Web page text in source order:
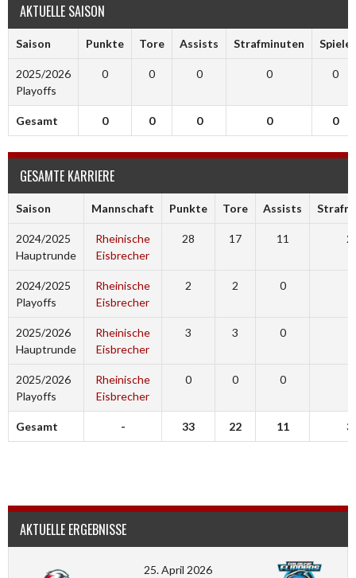
AKTUELLE SAISON
Saison Punkte Tore Assists Strafminuten Spiele
2025/2026
Playoffs
0 0 0 0 0
Gesamt 0 0 0 0 0
GESAMTE KARRIERE
Saison Mannschaft Punkte Tore Assists
2024/2025
Hauptrunde
Rheinische
Eisbrecher
28 17 11
2024/2025
Playoffs
Rheinische
Eisbrecher
2 2 0
2025/2026
Hauptrunde
Rheinische
Eisbrecher
3 3 0
2025/2026
Playoffs
Rheinische
Eisbrecher
0 0 0
Gesamt - 33 22 11
AKTUELLE ERGEBNISSE
25. April 2026